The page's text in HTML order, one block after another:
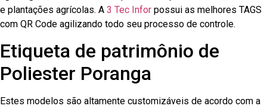
e plantações agrícolas. A 3 Tec Infor possui as melhores TAGS
com QR Code agilizando todo seu processo de controle.
Etiqueta de patrimônio de
Poliester Poranga
Estes modelos são altamente customizáveis de acordo com a